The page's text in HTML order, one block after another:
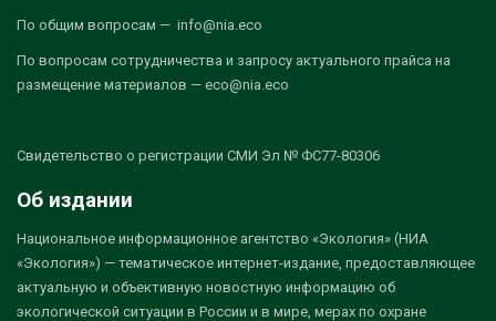
По общим вопросам — info@nia.eco
По вопросам сотрудничества и запросу актуального прайса на
размещение материалов — eco@nia.eco
Свидетельство о регистрации СМИ Эл № ФС77-80306
Об издании
Национальное информационное агентство «Экология» (НИА
«Экология») — тематическое интернет-издание, предоставляющее
актуальную и объективную новостную информацию об
экологической ситуации в России и в мире, мерах по охране